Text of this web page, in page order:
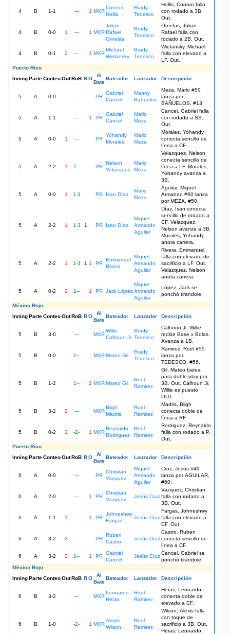
4 B 1-1 --- 1 MXR
Connor
Hollis
Brady
Tedesco
Hollis, Connor falla
con rodado a 3B.
Out.
4 B 0-0 1 --- 1 MXR
Julian
Rafael
Ornelas
Brady
Tedesco
Ornelas, Julian
Rafael falla con
rodado a 2B. Out.
4 B 0-1 2 --- 1 MXR
Michael
Wielansky
Brady
Tedesco
Wielansky, Michael
falla con elevado a
LF. Out.
Puerto Rico
InningParteConteoOutRoB RO
Al
Bate
Bateador Lanzador Descripción
5 A 0-0 --- PR
Gabriel
Cancel
Manny
Bañuelos
Meza, Mario #50
lanza por
BAÑUELOS, #13.
5 A 1-1 --- 1 PR
Gabriel
Cancel
Mario
Meza
Cancel, Gabriel falla
con rodado a SS.
Out.
5 A 0-0 1 --- PR
Yohandy
Morales
Mario
Meza
Morales, Yohandy
conecta sencillo de
línea a CF.
5 A 2-2 1 1-- PR
Nelson
Velazquez
Mario
Meza
Velazquez, Nelson
conecta sencillo de
línea a LF. Morales,
Yohandy avanza a
3B.
5 A 0-0 1 1-3 PR Isan Díaz
Mario
Meza
Aguilar, Miguel
Armando #60 lanza
por MEZA, #50.
5 A 2-2 1 1-3 1 PR Isan Díaz
Miguel
Armando
Aguilar
Díaz, Isan conecta
sencillo de rodado a
CF. Velazquez,
Nelson avanza a 3B.
Morales, Yohandy
anota carrera.
5 A 2-2 1 1-3 1 1 PR
Emmanuel
Rivera
Miguel
Armando
Aguilar
Rivera, Emmanuel
falla con elevado de
sacrificio a LF. Out.
Velazquez, Nelson
anota carrera.
5 A 0-2 2 1-- 1 PR Jack López
Miguel
Armando
Aguilar
López, Jack se
ponchó tirandole.
México Rojo
InningParteConteoOutRoB RO
Al
Bate
Bateador Lanzador Descripción
5 B 3-0 --- MXR
Willie
Calhoun Jr
Brady
Tedesco
Calhoun Jr, Willie
recibe Base x Bolas.
Avanza a 1B.
5 B 0-0 1-- MXR Mateo Gil
Brady
Tedesco
Ramirez, Roel #55
lanza por
TEDESCO, #56.
5 B 1-2 1-- 2 MXR Mateo Gil
Roel
Ramirez
Gil, Mateo batea
para doble-play por
3B. Out. Calhoun Jr,
Willie es puesto
OUT.
5 B 3-2 2 --- MXR
Bligh
Madris
Roel
Ramirez
Madris, Bligh
conecta doble de
línea a RF.
5 B 0-2 2 -2- 1 MXR
Reynaldo
Rodriguez
Roel
Ramirez
Rodriguez, Reynaldo
falla con rodado a P.
Out.
Puerto Rico
InningParteConteoOutRoB RO
Al
Bate
Bateador Lanzador Descripción
6 A 0-0 --- PR
Christian
Vazquez
Miguel
Armando
Aguilar
Cruz, Jesús #49
lanza por AGUILAR,
#60.
6 A 2-0 --- 1 PR
Christian
Vazquez
Jesús Cruz
Vazquez, Christian
falla con rodado a
3B. Out.
6 A 1-1 1 --- 1 PR
Johneshwy
Fargas
Jesús Cruz
Fargas, Johneshwy
falla con elevado a
CF. Out.
6 A 3-2 2 --- PR
Ruben
Castro
Jesús Cruz
Castro, Ruben
conecta sencillo de
línea a CF.
6
A 3-2 2 1-- 1 PR
Gabriel
Cancel
Jesús Cruz
Cancel, Gabriel se
ponchó tirandole.
México Rojo
InningParteConteoOutRoB RO
Al
Bate
Bateador Lanzador Descripción
6 B 3-2 --- MXR
Leonardo
Heras
Roel
Ramirez
Heras, Leonardo
conecta doble de
elevado a CF.
6 B 1-0 -2- 1 MXR
Alexis
Wilson
Roel
Ramirez
Wilson, Alexis falla
con toque de
sacrificio a 3B. Out.
Heras, Leonardo